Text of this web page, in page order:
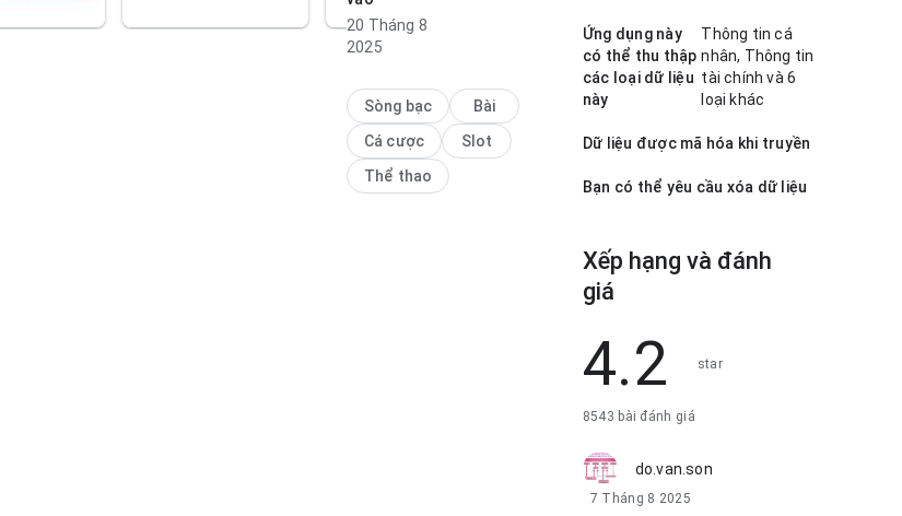
mama esporte cho thấy luồng
điều hướng đáng tin cậy trong
rất dễ nhận ra.
20 Tháng 8
2025
Sòng bạc
Bài
Cá cược
Slot
Thể thao
Ứng dụng này
có thể thu thập
các loại dữ liệu
này
Thông tin cá
nhân, Thông tin
tài chính và 6
loại khác
Dữ liệu được mã hóa khi truyền
Bạn có thể yêu cầu xóa dữ liệu
Xếp hạng và đánh
giá
4.2 star
8543 bài đánh giá
do.van.son
7 Tháng 8 2025